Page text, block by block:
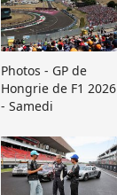
Photos - GP de
Hongrie de F1 2026
- Samedi